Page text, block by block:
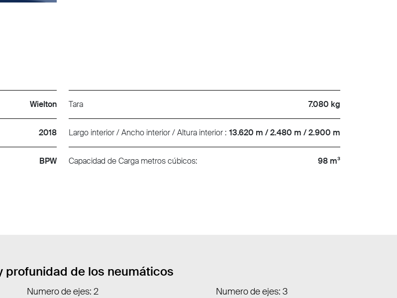
Wielton
2018
BPW
Tara 7.080 kg
Largo interior / Ancho interior / Altura interior : 13.620 m / 2.480 m / 2.900 m
Capacidad de Carga metros cúbicos: 98 m³
profunidad de los neumáticos
Numero de ejes: 2 Numero de ejes: 3